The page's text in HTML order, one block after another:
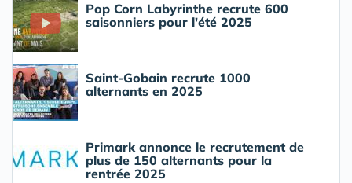
Pop Corn Labyrinthe recrute 600
saisonniers pour l'été 2025
Saint-Gobain recrute 1000
alternants en 2025
Primark annonce le recrutement de
plus de 150 alternants pour la
rentrée 2025